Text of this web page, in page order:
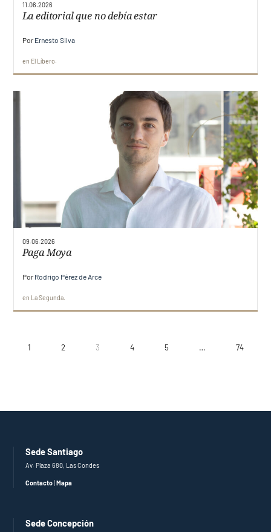
11.06.2026
La editorial que no debía estar
Por Ernesto Silva
en El Líbero
09.06.2026
Paga Moya
Por Rodrigo Pérez de Arce
en La Segunda
1 2 3 4 5 … 74
Sede Santiago
Av. Plaza 680, Las Condes
Contacto |Mapa
Sede Concepción